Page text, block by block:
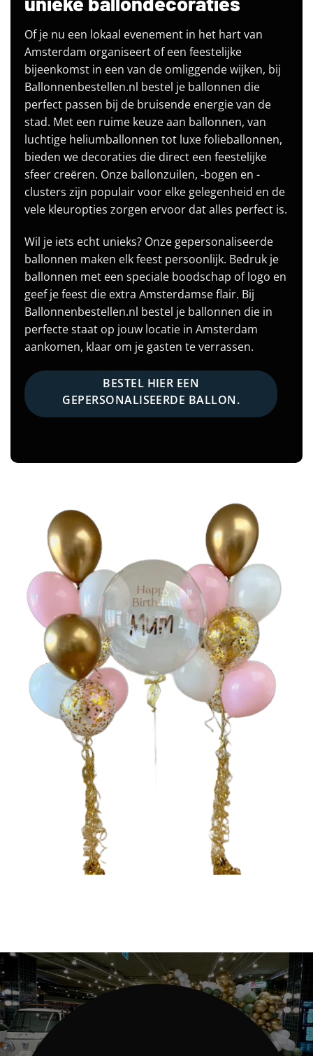
Of je nu een lokaal evenement in het hart van
Amsterdam organiseert of een feestelijke
bijeenkomst in een van de omliggende wijken, bij
Ballonnenbestellen.nl bestel je ballonnen die
perfect passen bij de bruisende energie van de
stad. Met een ruime keuze aan ballonnen, van
luchtige heliumballonnen tot luxe folieballonnen,
bieden we decoraties die direct een feestelijke
sfeer creëren. Onze ballonzuilen, -bogen en -
clusters zijn populair voor elke gelegenheid en de
vele kleuropties zorgen ervoor dat alles perfect is.
Wil je iets echt unieks? Onze gepersonaliseerde
ballonnen maken elk feest persoonlijk. Bedruk je
ballonnen met een speciale boodschap of logo en
geef je feest die extra Amsterdamse flair. Bij
Ballonnenbestellen.nl bestel je ballonnen die in
perfecte staat op jouw locatie in Amsterdam
aankomen, klaar om je gasten te verrassen.
BESTEL HIER EEN
GEPERSONALISEERDE BALLON.